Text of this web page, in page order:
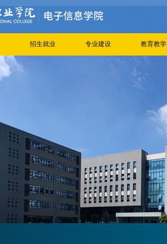
招生就业 专业建设 教育教学